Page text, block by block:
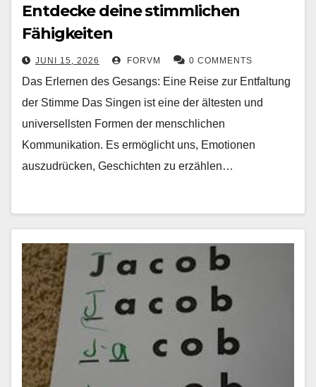
Entdecke deine stimmlichen
Fähigkeiten
JUNI 15, 2026 FORVM 0 COMMENTS
Das Erlernen des Gesangs: Eine Reise zur Entfaltung
der Stimme Das Singen ist eine der ältesten und
universellsten Formen der menschlichen
Kommunikation. Es ermöglicht uns, Emotionen
auszudrücken, Geschichten zu erzählen…